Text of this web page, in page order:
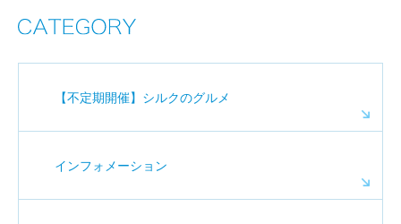
【不定期開催】シルクのグルメ
インフォメーション